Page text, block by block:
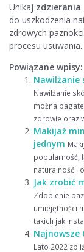
Unikaj zdzierania
do uszkodzenia
zdrowych
procesu usuwania.
Powiązane wpisy:
Nawilżanie
Nawilżanie
można
zdrowie oraz
Makijaż
jednym
popularność,
naturalność i
Jak zrobić
Zdobienie
umiejętności
takich jak
Lato 2022